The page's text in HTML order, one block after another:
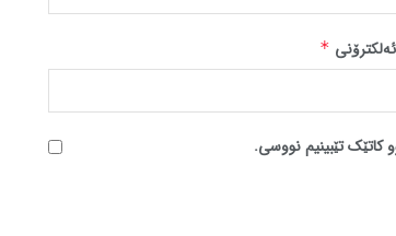
*
کاتێک تێبینیم نووسی.